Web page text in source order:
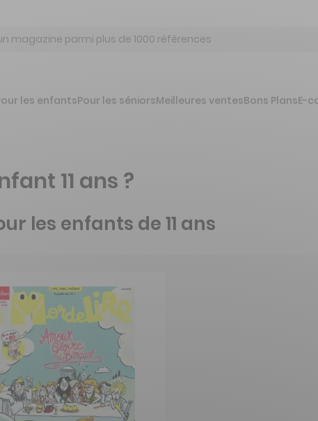
les enfantsPour les séniorsMeilleures ventesBons PlansE-
11 ans ?
les enfants de 11 ans